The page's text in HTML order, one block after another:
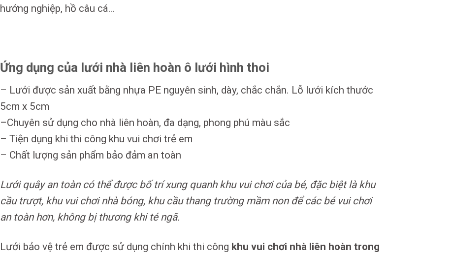
hướng nghiệp, hồ câu cá…
Ứng dụng của lưới nhà liên hoàn ô lưới hình thoi
– Lưới được sản xuất bằng nhựa PE nguyên sinh, dày, chắc chắn. Lỗ lưới kích thước
5cm x 5cm
–Chuyên sử dụng cho nhà liên hoàn, đa dạng, phong phú màu sắc
– Tiện dụng khi thi công khu vui chơi trẻ em
– Chất lượng sản phẩm bảo đảm an toàn
Lưới quây an toàn có thể được bố trí xung quanh khu vui chơi của bé, đặc biệt là khu
cầu trượt, khu vui chơi nhà bóng, khu cầu thang trường mầm non để các bé vui chơi
an toàn hơn, không bị thương khi té ngã.
Lưới bảo vệ trẻ em được sử dụng chính khi thi công khu vui chơi nhà liên hoàn trong